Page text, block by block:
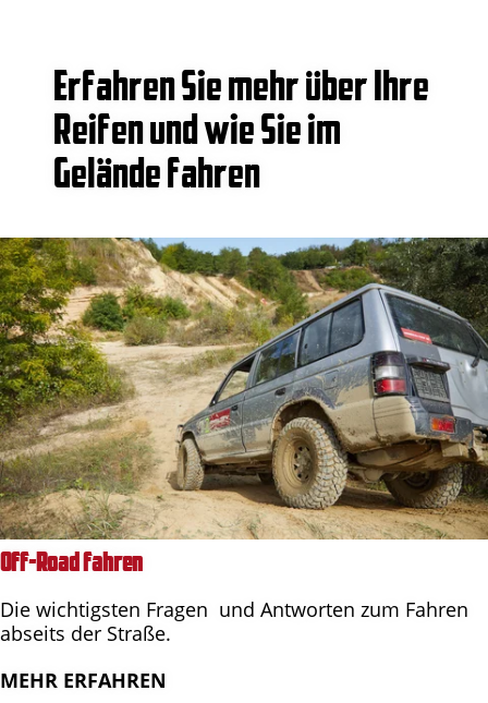
Erfahren Sie mehr über Ihre
Reifen und wie Sie im
Gelände fahren
Off-Road fahren
Die wichtigsten Fragen und Antworten zum Fahren
abseits der Straße.
MEHR ERFAHREN